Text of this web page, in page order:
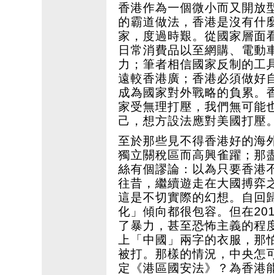
香港作為一個微小而又開放
的霸道做法，香港是沒有什
家，度過時艱。從國家層面
日常消費品以至網購、電動
力；筆者相信國家反制的工
遠較香港廣；香港必須做好
成為國家對外戰略的負累。
家受無理打壓，我們無可能
己，想方設法應對美國打壓。
至於那些見不得香港好的海
獨立關稅區而高興雀躍；那
絲有個謬論：以為只要香港
往昔，繼續遊走在大國搏弈
這是不切實際的幻想。自回
化」傾向都很包容。但在
了暴力，甚至恐怖主義的程
上「中國」兩字的衣服，
被打。那樣的情況，中央怎
定《港區國安法》？為香港